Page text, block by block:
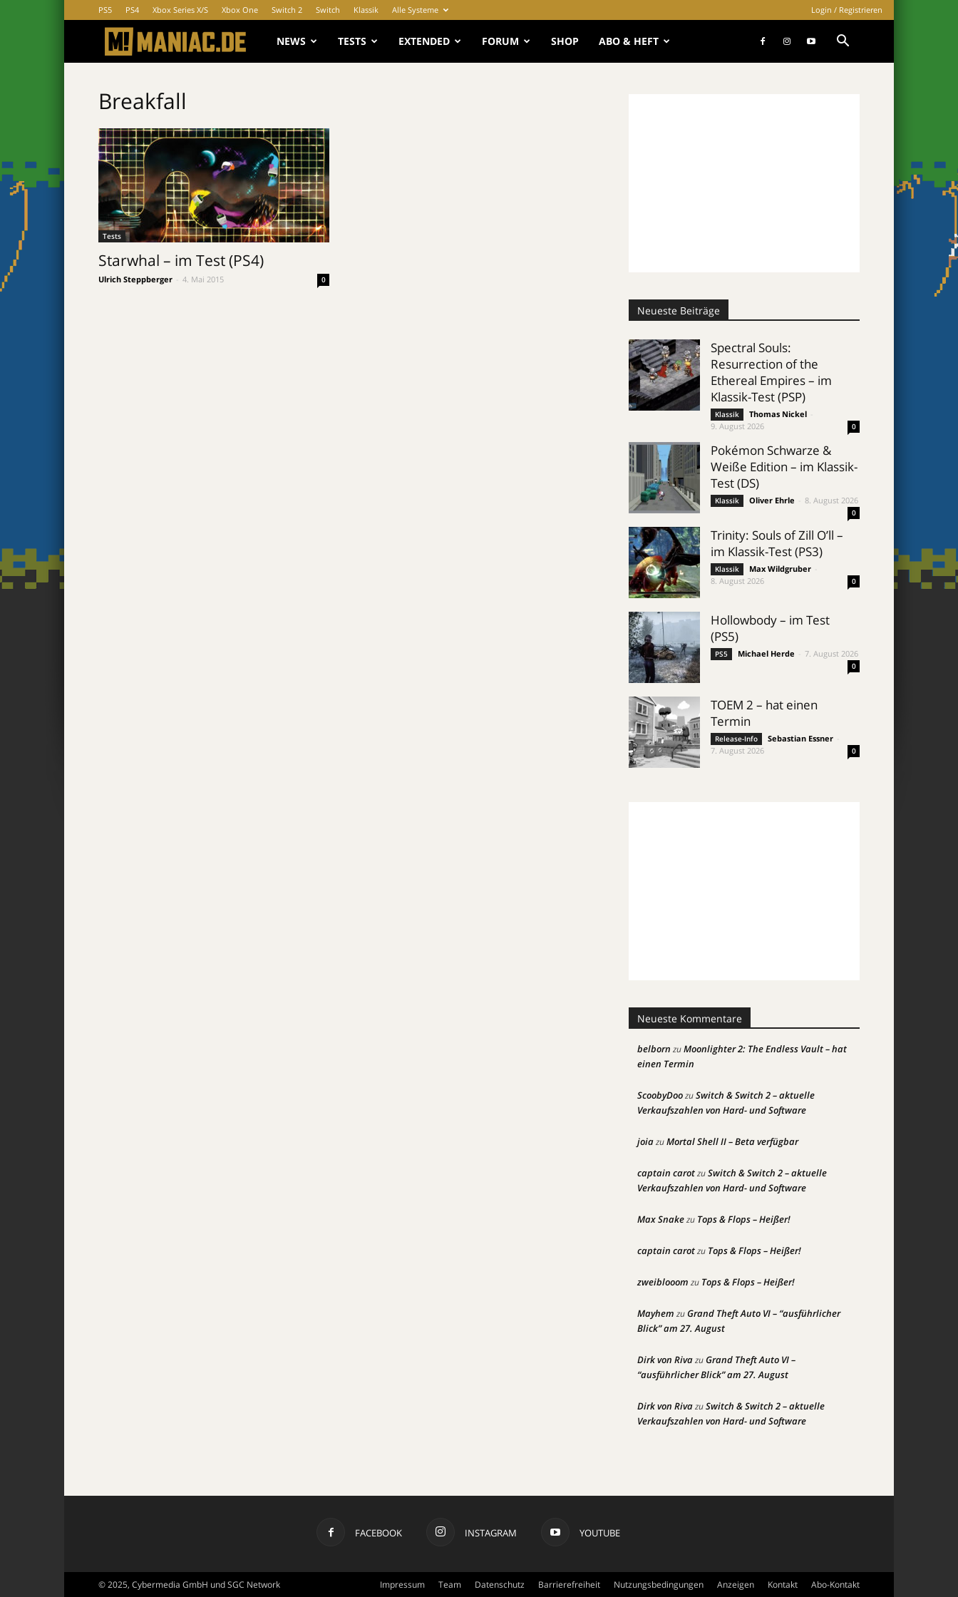
PS5 PS4 Xbox Series X/S Xbox One Switch 2 Switch Klassik Alle Systeme Login / Registrieren
MANIAC.de
NEWS TESTS EXTENDED FORUM SHOP ABO & HEFT
Breakfall
Tests
Starwhal – im Test (PS4)
Ulrich Steppberger 4. Mai 2015 0
Neueste Beiträge
Spectral Souls:
Resurrection of the
Ethereal Empires – im
Klassik-Test (PSP)
Klassik Thomas Nickel
9. August 2026
0
Pokémon Schwarze &
Weiße Edition – im Klassik-
Test (DS)
Klassik Oliver Ehrle 8. August 2026
0
Trinity: Souls of Zill O’ll –
im Klassik-Test (PS3)
Klassik Max Wildgruber
8. August 2026
0
Hollowbody – im Test
(PS5)
PS5 Michael Herde 7. August 2026
0
TOEM 2 – hat einen
Termin
Release-Info Sebastian Essner
7. August 2026
0
Neueste Kommentare
belborn zuMoonlighter 2: The Endless Vault – hat
einen Termin
ScoobyDoozuSwitch & Switch 2 – aktuelle
Verkaufszahlen von Hard- und Software
joiazuMortal Shell II – Beta verfügbar
captain carotzuSwitch & Switch 2 – aktuelle
Verkaufszahlen von Hard- und Software
Max Snakezu Tops & Flops – Heißer!
captain carotzu Tops & Flops – Heißer!
zweiblooom zu Tops & Flops – Heißer!
Mayhem zuGrand Theft Auto VI – “ausführlicher
Blick” am 27. August
Dirk von RivazuGrand Theft Auto VI –
“ausführlicher Blick” am 27. August
Dirk von RivazuSwitch & Switch 2 – aktuelle
Verkaufszahlen von Hard- und Software
FACEBOOK INSTAGRAM YOUTUBE
Impressum Team Datenschutz Barrierefreiheit Nutzungsbedingungen Anzeigen Kontakt Abo-Kontakt
© 2025, Cybermedia GmbH und SGC Network